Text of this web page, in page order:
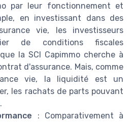
par leur fonctionnement et
en investissant dans des
vie, les investisseurs
de conditions fiscales
la SCI Capimmo cherche à
d'assurance. Mais, comme
vie, la liquidité est un
les rachats de parts pouvant
: Comparativement à